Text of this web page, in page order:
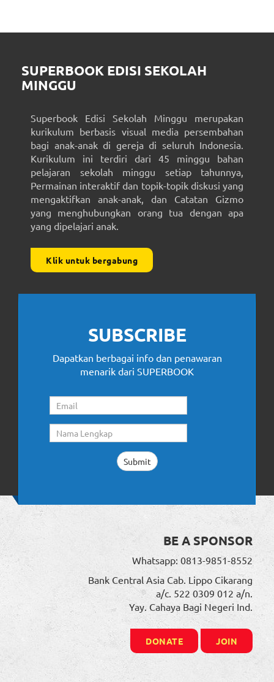
SUPERBOOK EDISI SEKOLAH
MINGGU
Superbook Edisi Sekolah Minggu merupakan
kurikulum berbasis visual media persembahan
bagi anak-anak di gereja di seluruh Indonesia.
Kurikulum ini terdiri dari 45 minggu bahan
pelajaran sekolah minggu setiap tahunnya,
Permainan interaktif dan topik-topik diskusi yang
mengaktifkan anak-anak, dan Catatan Gizmo
yang menghubungkan orang tua dengan apa
yang dipelajari anak.
Klik untuk bergabung
SUBSCRIBE
Dapatkan berbagai info dan penawaran
menarik dari SUPERBOOK
BE A SPONSOR
Whatsapp: 0813-9851-8552
Bank Central Asia Cab. Lippo Cikarang
a/c. 522 0309 012 a/n.
Yay. Cahaya Bagi Negeri Ind.
DONATE JOIN